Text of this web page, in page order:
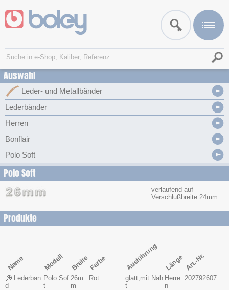
Auswahl
Leder- und Metallbänder
Lederbänder
Herren
Bonflair
Polo Soft
Polo Soft
verlaufend auf
Verschlußbreite 24mm
Produkte
Name Modell BreiteFarbe Ausführung Länge Art.-Nr.
Lederban
d
Polo Sof
t
26m
m
Rot
glatt,mit Nah
t
Herre
n
202792607